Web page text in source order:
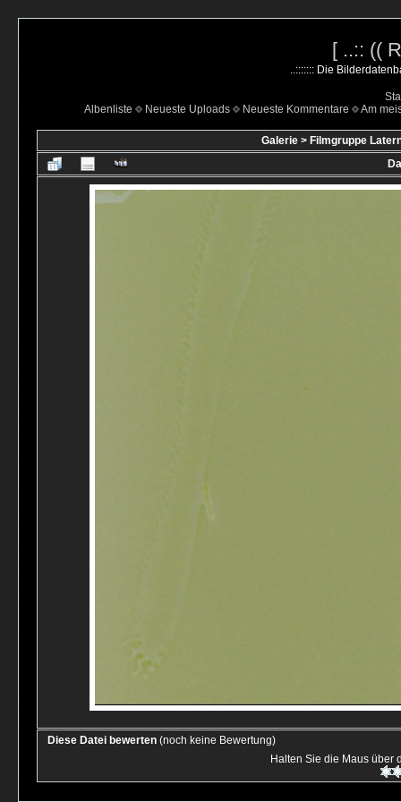
[ ..:: ((
..::::::: Die
Albenliste
Neueste Uploads Neueste Kommentare Am
Galerie > Filmgruppe
Diese Datei bewerten (noch keine Bewertung)
Halten Sie die Maus über